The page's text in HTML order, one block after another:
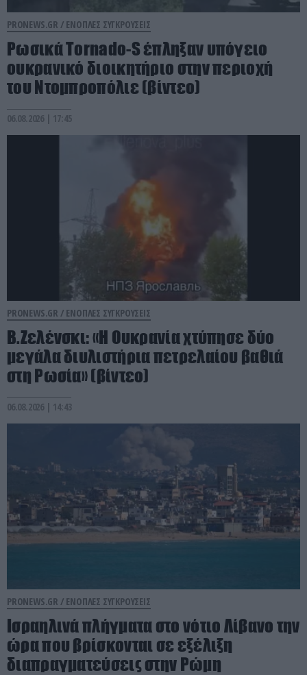
PRONEWS.GR / ΕΝΟΠΛΕΣ ΣΥΓΚΡΟΥΣΕΙΣ
Ρωσικά Tornado-S έπληξαν υπόγειο
ουκρανικό διοικητήριο στην περιοχή
του Ντομπροπόλιε (βίντεο)
06.08.2026 | 17:45
PRONEWS.GR / ΕΝΟΠΛΕΣ ΣΥΓΚΡΟΥΣΕΙΣ
Β.Ζελένσκι: «Η Ουκρανία χτύπησε δύο
μεγάλα διυλιστήρια πετρελαίου βαθιά
στη Ρωσία» (βίντεο)
06.08.2026 | 14:43
PRONEWS.GR / ΕΝΟΠΛΕΣ ΣΥΓΚΡΟΥΣΕΙΣ
Ισραηλινά πλήγματα στο νότιο Λίβανο την
ώρα που βρίσκονται σε εξέλιξη
διαπραγματεύσεις στην Ρώμη